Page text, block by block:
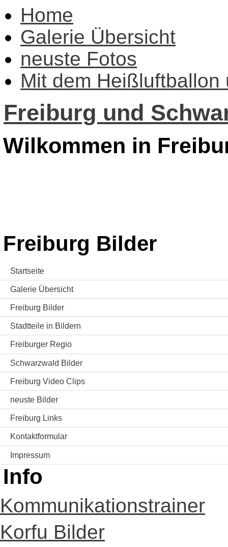
Home
Galerie Übersicht
neuste Fotos
Mit dem Heißluftballon
Freiburg und
Wilkommen in
Freiburg Bilder
Startseite
Galerie Übersicht
Freiburg Bilder
Stadtteile in Bildern
Freiburger Regio
Schwarzwald Bilder
Freiburg Video Clips
neuste Bilder
Freiburg Links
Kontaktformular
Impressum
Info
Kommunikationstrainer
Korfu Bilder